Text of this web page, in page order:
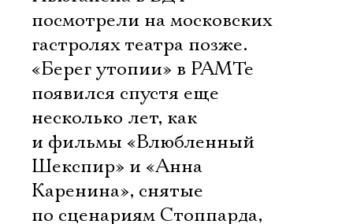
посмотрели на московских
гастролях театра позже.
«Берег утопии» в РАМТе
появился спустя еще
несколько лет, как
и фильмы «Влюбленный
Шекспир» и «Анна
Каренина», снятые
по сценариям Стоппарда,